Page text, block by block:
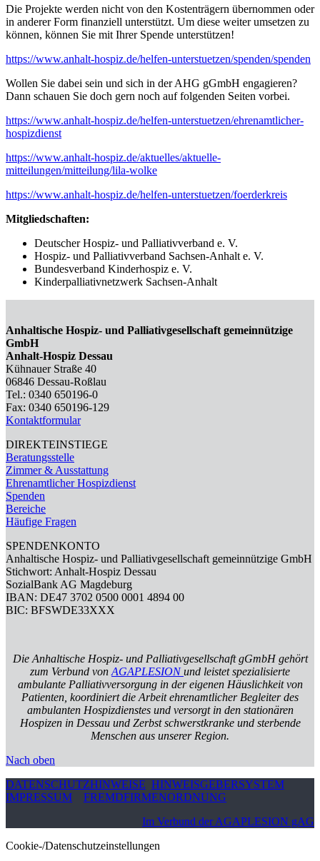
Die Projekte werden nicht von den Kostenträgern übernommen oder
in anderer Form finanziell unterstützt. Um diese weiter umsetzen zu
können, können Sie mit Ihrer Spende unterstützen!
https://www.anhalt-hospiz.de/helfen-unterstuetzen/spenden/spenden
Wollen Sie dabei sein und sich in der AHG gGmbH engagieren?
Dann schauen Sie doch gern noch auf folgenden Seiten vorbei.
https://www.anhalt-hospiz.de/helfen-unterstuetzen/ehrenamtlicher-
hospizdienst
https://www.anhalt-hospiz.de/aktuelles/aktuelle-
mitteilungen/mitteilung/lila-wolke
https://www.anhalt-hospiz.de/helfen-unterstuetzen/foerderkreis
Mitgliedschaften:
Deutscher Hospiz- und Palliativverband e. V.
Hospiz- und Palliativverband Sachsen-Anhalt e. V.
Bundesverband Kinderhospiz e. V.
Kinderpalliativnetzwerk Sachsen-Anhalt
Anhaltische Hospiz- und Palliativgesellschaft gemeinnützige
GmbH
Anhalt-Hospiz Dessau
Kühnauer Straße 40
06846 Dessau-Roßlau
Tel.: 0340 650196-0
Fax: 0340 650196-129
Kontaktformular
DIREKTEINSTIEGE
Beratungsstelle
Zimmer & Ausstattung
Ehrenamtlicher Hospizdienst
Spenden
Bereiche
Häufige Fragen
SPENDENKONTO
Anhaltische Hospiz- und Palliativgesellschaft gemeinnützige GmbH
Stichwort: Anhalt-Hospiz Dessau
SozialBank AG Magdeburg
IBAN: DE47 3702 0500 0001 4894 00
BIC: BFSWDE33XXX
Die Anhaltische Hospiz- und Palliativgesellschaft gGmbH gehört
zum Verbund von AGAPLESIONund leistet spezialisierte
ambulante Palliativversorgung in der eigenen Häuslichkeit von
Patienten, koordiniert die Arbeit ehrenamtlicher Begleiter des
ambulanten Hospizdienstes und versorgt in den stationären
Hospizen in Dessau und Zerbst schwerstkranke und sterbende
Menschen aus unserer Region.
Nach oben
DATENSCHUTZHINWEISE HINWEISGEBERSYSTEM
IMPRESSUM
FREMDFIRMENORDNUNG
Im Verbund der AGAPLESION gAG
Cookie-/Datenschutzeinstellungen